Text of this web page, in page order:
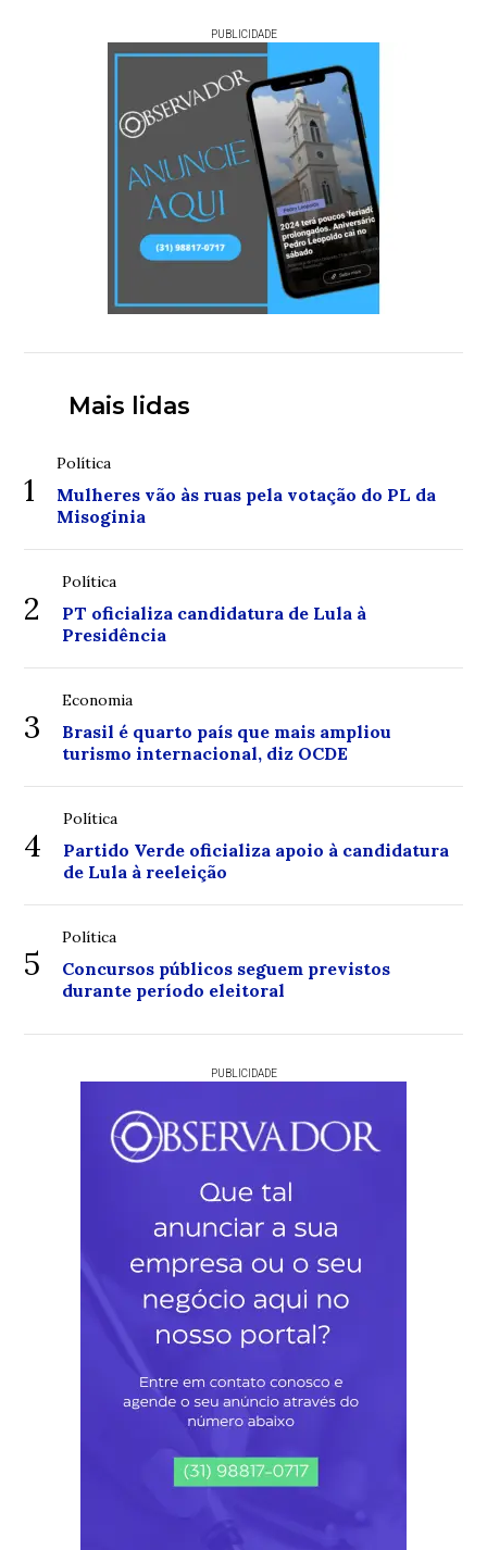
PUBLICIDADE
Mais lidas
1
Política
Mulheres vão às ruas pela votação do PL da
Misoginia
2
Política
PT oficializa candidatura de Lula à
Presidência
3
Economia
Brasil é quarto país que mais ampliou
turismo internacional, diz OCDE
4
Política
Partido Verde oficializa apoio à candidatura
de Lula à reeleição
5
Política
Concursos públicos seguem previstos
durante período eleitoral
PUBLICIDADE